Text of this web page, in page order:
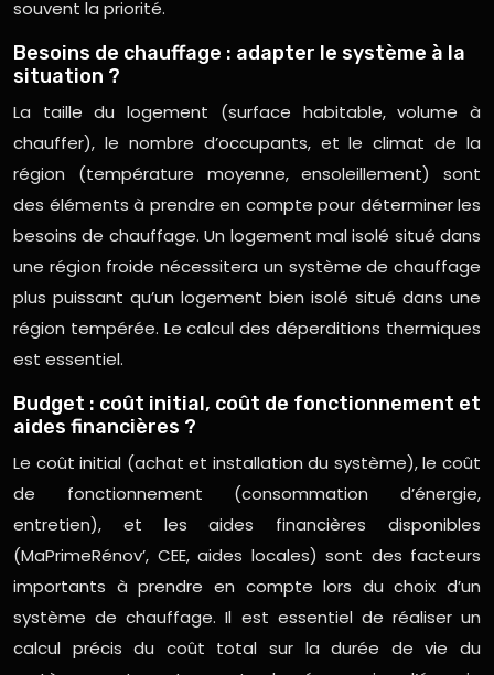
souvent la priorité.
Besoins de chauffage : adapter le système à la
situation ?
La taille du logement (surface habitable, volume à
chauffer), le nombre d’occupants, et le climat de la
région (température moyenne, ensoleillement) sont
des éléments à prendre en compte pour déterminer les
besoins de chauffage. Un logement mal isolé situé dans
une région froide nécessitera un système de chauffage
plus puissant qu’un logement bien isolé situé dans une
région tempérée. Le calcul des déperditions thermiques
est essentiel.
Budget : coût initial, coût de fonctionnement et
aides financières ?
Le coût initial (achat et installation du système), le coût
de fonctionnement (consommation d’énergie,
entretien), et les aides financières disponibles
(MaPrimeRénov’, CEE, aides locales) sont des facteurs
importants à prendre en compte lors du choix d’un
système de chauffage. Il est essentiel de réaliser un
calcul précis du coût total sur la durée de vie du